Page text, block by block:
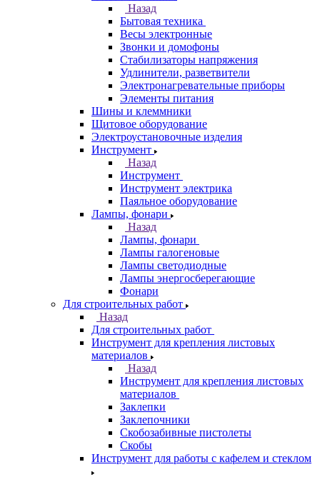
Назад
Бытовая техника
Весы электронные
Звонки и домофоны
Стабилизаторы напряжения
Удлинители, разветвители
Электронагревательные приборы
Элементы питания
Шины и клеммники
Щитовое оборудование
Электроустановочные изделия
Инструмент
Назад
Инструмент
Инструмент электрика
Паяльное оборудование
Лампы, фонари
Назад
Лампы, фонари
Лампы галогеновые
Лампы светодиодные
Лампы энергосберегающие
Фонари
Для строительных работ
Назад
Для строительных работ
Инструмент для крепления листовых
материалов
Назад
Инструмент для крепления листовых
материалов
Заклепки
Заклепочники
Скобозабивные пистолеты
Скобы
Инструмент для работы с кафелем и стеклом